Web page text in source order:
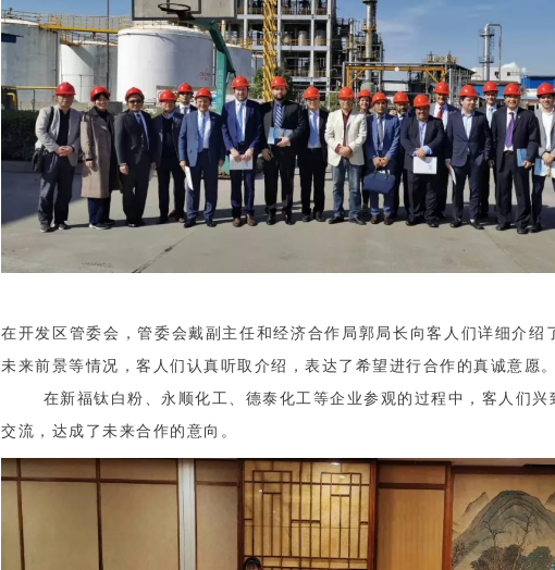
在开发区管委会，管委会戴副主任和经济合作局郭局长向客人们详细介
未来前景等情况，客人们认真听取介绍，表达了希望进行合作的真诚意愿。
在新福钛白粉、永顺化工、德泰化工等企业参观的过程中，客人们兴
交流，达成了未来合作的意向。